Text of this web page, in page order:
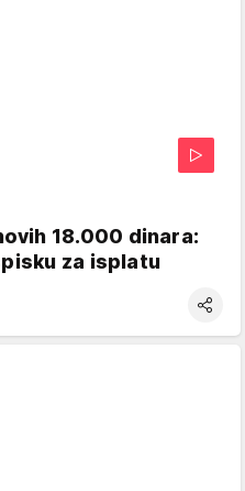
18.000 dinara:
za isplatu